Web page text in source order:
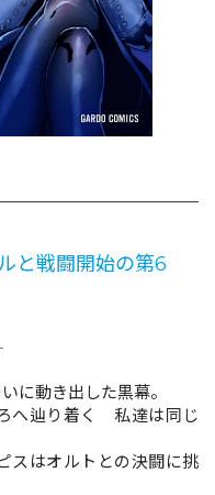
と戦闘開始の第6
に動き出した黒幕。
へ辿り着く 私達は同じ
スはオルトとの決闘に挑